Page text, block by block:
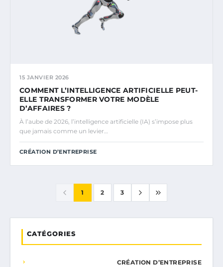
15 JANVIER 2026
COMMENT L’INTELLIGENCE ARTIFICIELLE PEUT-
ELLE TRANSFORMER VOTRE MODÈLE
D’AFFAIRES ?
À l’aube de 2026, l’intelligence artificielle (IA) s’impose plus
que jamais comme un levier…
CRÉATION D’ENTREPRISE
1 2 3
CATÉGORIES
CRÉATION D’ENTREPRISE